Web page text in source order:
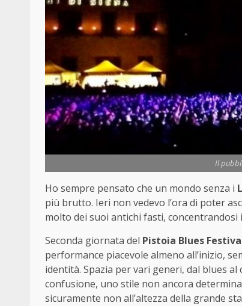
Il
Ho sempre pensato che un mondo senza i
più brutto. Ieri non vedevo l’ora di poter
molto dei suoi antichi fasti, concentrandosi
Seconda giornata del Pistoia Blues
performance piacevole almeno all’inizio,
identità. Spazia per vari generi, dal blues
confusione, uno stile non ancora
sicuramente non all’altezza della grande